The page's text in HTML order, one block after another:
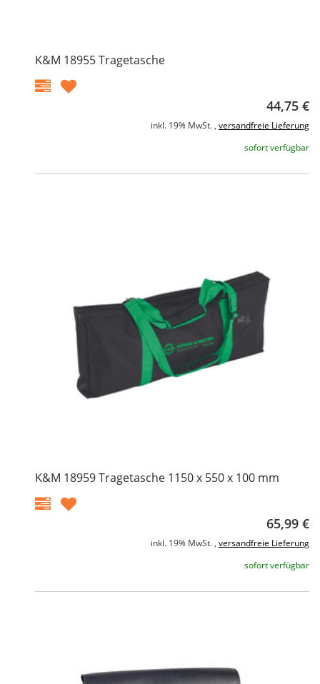
K&M 18955 Tragetasche
44,75 €
inkl. 19% MwSt. , versandfreie Lieferung
sofort verfügbar
K&M 18959 Tragetasche 1150 x 550 x 100 mm
65,99 €
inkl. 19% MwSt. , versandfreie Lieferung
sofort verfügbar